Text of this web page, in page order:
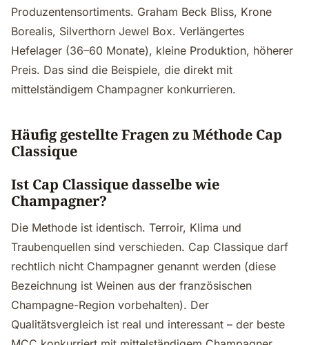
Produzentensortiments. Graham Beck Bliss, Krone
Borealis, Silverthorn Jewel Box. Verlängertes
Hefelager (36–60 Monate), kleine Produktion, höherer
Preis. Das sind die Beispiele, die direkt mit
mittelständigem Champagner konkurrieren.
Häufig gestellte Fragen zu Méthode Cap
Classique
Ist Cap Classique dasselbe wie
Champagner?
Die Methode ist identisch. Terroir, Klima und
Traubenquellen sind verschieden. Cap Classique darf
rechtlich nicht Champagner genannt werden (diese
Bezeichnung ist Weinen aus der französischen
Champagne-Region vorbehalten). Der
Qualitätsvergleich ist real und interessant – der beste